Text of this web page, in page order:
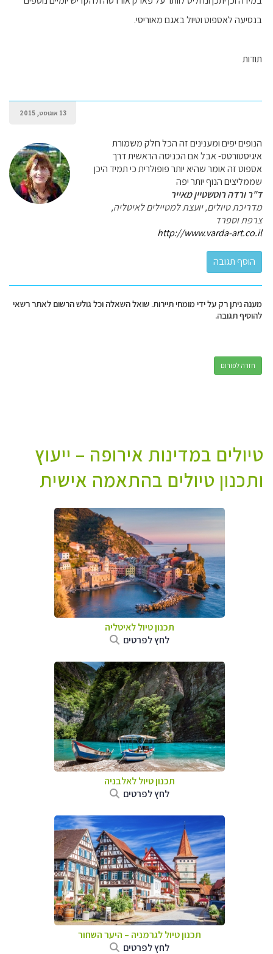
בנסיעה לאספוט וטיול באגם מאוריסי.
תודות
13 אוגוסט, 2015
הנופים יפים ומענינים זה הכל חלק משמורת
איגיסטורטס- אבל אם הכניסה הראשית דרך
אספוט זה אומר שהיא יותר פופולרית כי תמיד היכן
שממליצים הנוף יותר יפה
ד"ר ורדה רוטשטיין מאייר
מדריכת טיולים, יועצת למטיילים לאיטליה,
צרפת וספרד
http://www.varda-art.co.il
מענה ניתן רק על ידי מומחי תיירות. שואל השאלה וכל גולש הרשום לאתר רשאי
להוסיף תגובה.
חזרה לפורום
טיולים במדינות אירופה – ייעוץ
ותכנון טיולים בהתאמה אישית
תכנון טיול לאיטליה
לחץ לפרטים
תכנון טיול לאלבניה
לחץ לפרטים
תכנון טיול לגרמניה – היער השחור
לחץ לפרטים